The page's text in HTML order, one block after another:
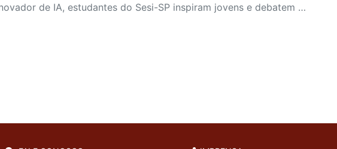
Com oficinas de robótica e um projeto inovador de IA, estudantes do Sesi-SP inspiram jovens e debatem o futuro do trabalho no evento que reuniu mais de 4 mil participantes.